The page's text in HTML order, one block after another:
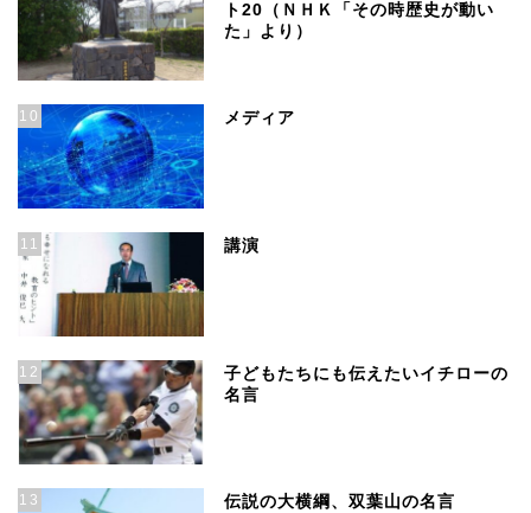
ト20（ＮＨＫ「その時歴史が動い
た」より）
10 メディア
11 講演
12
子どもたちにも伝えたいイチローの
名言
13 伝説の大横綱、双葉山の名言